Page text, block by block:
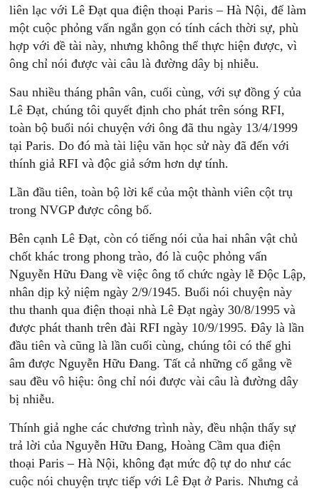
liên lạc với Lê Đạt qua điện thoại Paris – Hà Nội, để làm
một cuộc phỏng vấn ngắn gọn có tính cách thời sự, phù
hợp với đề tài này, nhưng không thể thực hiện được, vì
ông chỉ nói được vài câu là đường dây bị nhiễu.
Sau nhiều tháng phân vân, cuối cùng, với sự đồng ý của
Lê Đạt, chúng tôi quyết định cho phát trên sóng RFI,
toàn bộ buổi nói chuyện với ông đã thu ngày 13/4/1999
tại Paris. Do đó mà tài liệu văn học sử này đã đến với
thính giả RFI và độc giả sớm hơn dự tính.
Lần đầu tiên, toàn bộ lời kể của một thành viên cột trụ
trong NVGP được công bố.
Bên cạnh Lê Đạt, còn có tiếng nói của hai nhân vật chủ
chốt khác trong phong trào, đó là cuộc phỏng vấn
Nguyễn Hữu Đang về việc ông tổ chức ngày lễ Độc Lập,
nhân dịp kỷ niệm ngày 2/9/1945. Buổi nói chuyện này
thu thanh qua điện thoại nhà Lê Đạt ngày 30/8/1995 và
được phát thanh trên đài RFI ngày 10/9/1995. Đây là lần
đầu tiên và cũng là lần cuối cùng, chúng tôi có thể ghi
âm được Nguyễn Hữu Đang. Tất cả những cố gắng về
sau đều vô hiệu: ông chỉ nói được vài câu là đường dây
bị nhiễu.
Thính giả nghe các chương trình này, đều nhận thấy sự
trả lời của Nguyễn Hữu Đang, Hoàng Cầm qua điện
thoại Paris – Hà Nội, không đạt mức độ tự do như các
cuộc nói chuyện trực tiếp với Lê Đạt ở Paris. Nhưng cả